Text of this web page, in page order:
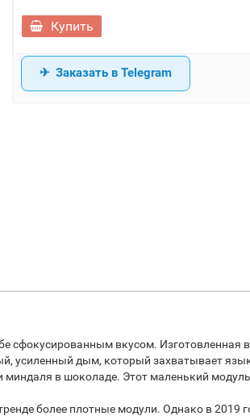
Купить
Заказать в Telegram
сфокусированным вкусом. Изготовленная
усиленный дым, который захватывает
в шоколаде. Этот маленький
более плотные модули. Однако в